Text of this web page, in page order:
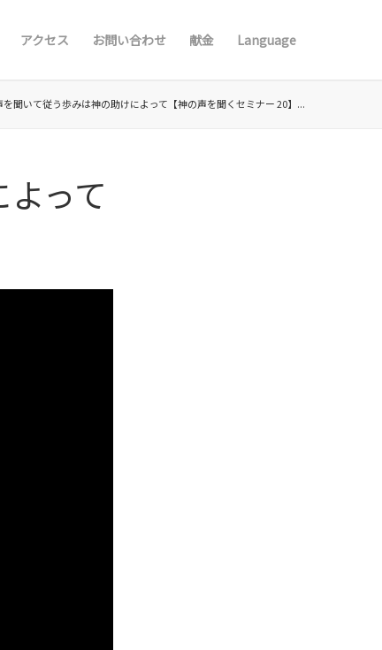
アクセス お問い合わせ 献金 Language
を聞いて従う歩みは神の助けによって【神の声を聞くセミナー 20】...
って